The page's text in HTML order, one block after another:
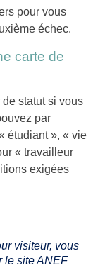
pour vous
échec.
carte de
statut si vous
par
étudiant », « vie
« travailleur
exigées
visiteur, vous
le site ANEF